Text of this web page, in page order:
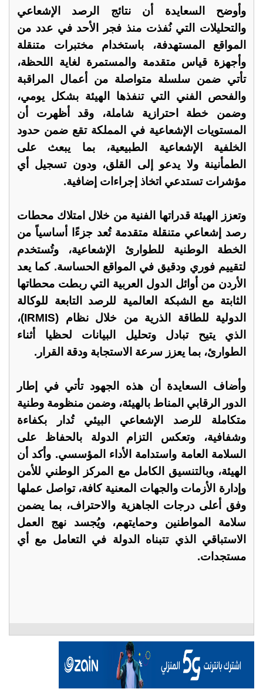
وأوضح السعايدة أن نتائج الرصد الإشعاعي
والتحليلات التي نُفذت منذ فجر الأحد في عدد من
المواقع المستهدفة، باستخدام مختبرات متنقلة
وأجهزة قياس متقدمة والمستمرة لغاية اللحظة،
تأتي ضمن سلسلة متواصلة من أعمال المراقبة
والفحص الفني التي تنفذها الهيئة بشكل يومي،
وضمن خطة احترازية شاملة، وقد أظهرت أن
المستويات الإشعاعية في المملكة تقع ضمن حدود
الخلفية الإشعاعية الطبيعية، بما يبعث على
الطمأنينة ولا يدعو إلى القلق، ودون تسجيل أي
مؤشرات تستدعي اتخاذ إجراءات إضافية.
وتعزز الهيئة قدراتها الفنية من خلال امتلاك محطات
رصد إشعاعي متنقلة متقدمة تُعد جزءًا أساسياً من
الخطة الوطنية للطوارئ الإشعاعية، وتُستخدم
لتقييم فوري ودقيق في المواقع الحساسة. كما يعد
الأردن من أوائل الدول العربية التي ربطت محطاتها
الثابتة مع الشبكة العالمية للرصد التابعة للوكالة
الدولية للطاقة الذرية من خلال نظام (IRMIS)،
الذي يتيح تبادل وتحليل البيانات لحظيا أثناء
الطوارئ، بما يعزز سرعة الاستجابة ودقة القرار.
وأضاف السعايدة أن هذه الجهود تأتي في إطار
الدور الرقابي المناط بالهيئة، وضمن منظومة وطنية
متكاملة للرصد الإشعاعي البيئي تُدار بكفاءة
وشفافية، وتعكس التزام الدولة بالحفاظ على
السلامة العامة واستدامة الأداء المؤسسي. وأكد أن
الهيئة، وبالتنسيق الكامل مع المركز الوطني للأمن
وإدارة الأزمات والجهات المعنية كافة، تواصل عملها
وفق أعلى درجات الجاهزية والاحتراف، بما يضمن
سلامة المواطنين وحمايتهم، ويُجسد نهج العمل
الاستباقي الذي تتبناه الدولة في التعامل مع أي
مستجدات.